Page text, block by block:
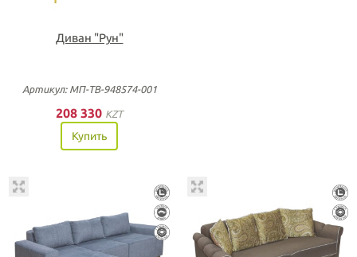
Диван "Рун"
Артикул: МП-ТВ-948574-001
208 330 KZT
Купить